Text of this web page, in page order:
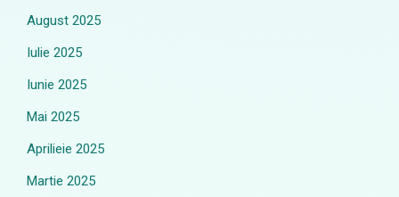
August 2025
Iulie 2025
Iunie 2025
Mai 2025
Aprilieie 2025
Martie 2025